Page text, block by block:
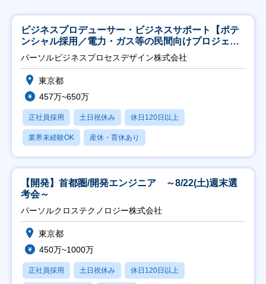
ビジネスプロデューサー・ビジネスサポート【ポテ
ンシャル採用／電力・ガス等の民間向けプロジェク
ト推進】
パーソルビジネスプロセスデザイン株式会社
東京都
457万~650万
正社員採用 土日祝休み 休日120日以上
業界未経験OK 産休・育休あり
【開発】首都圏/開発エンジニア ～8/22(土)週末選
考会～
パーソルクロステクノロジー株式会社
東京都
450万~1000万
正社員採用 土日祝休み 休日120日以上